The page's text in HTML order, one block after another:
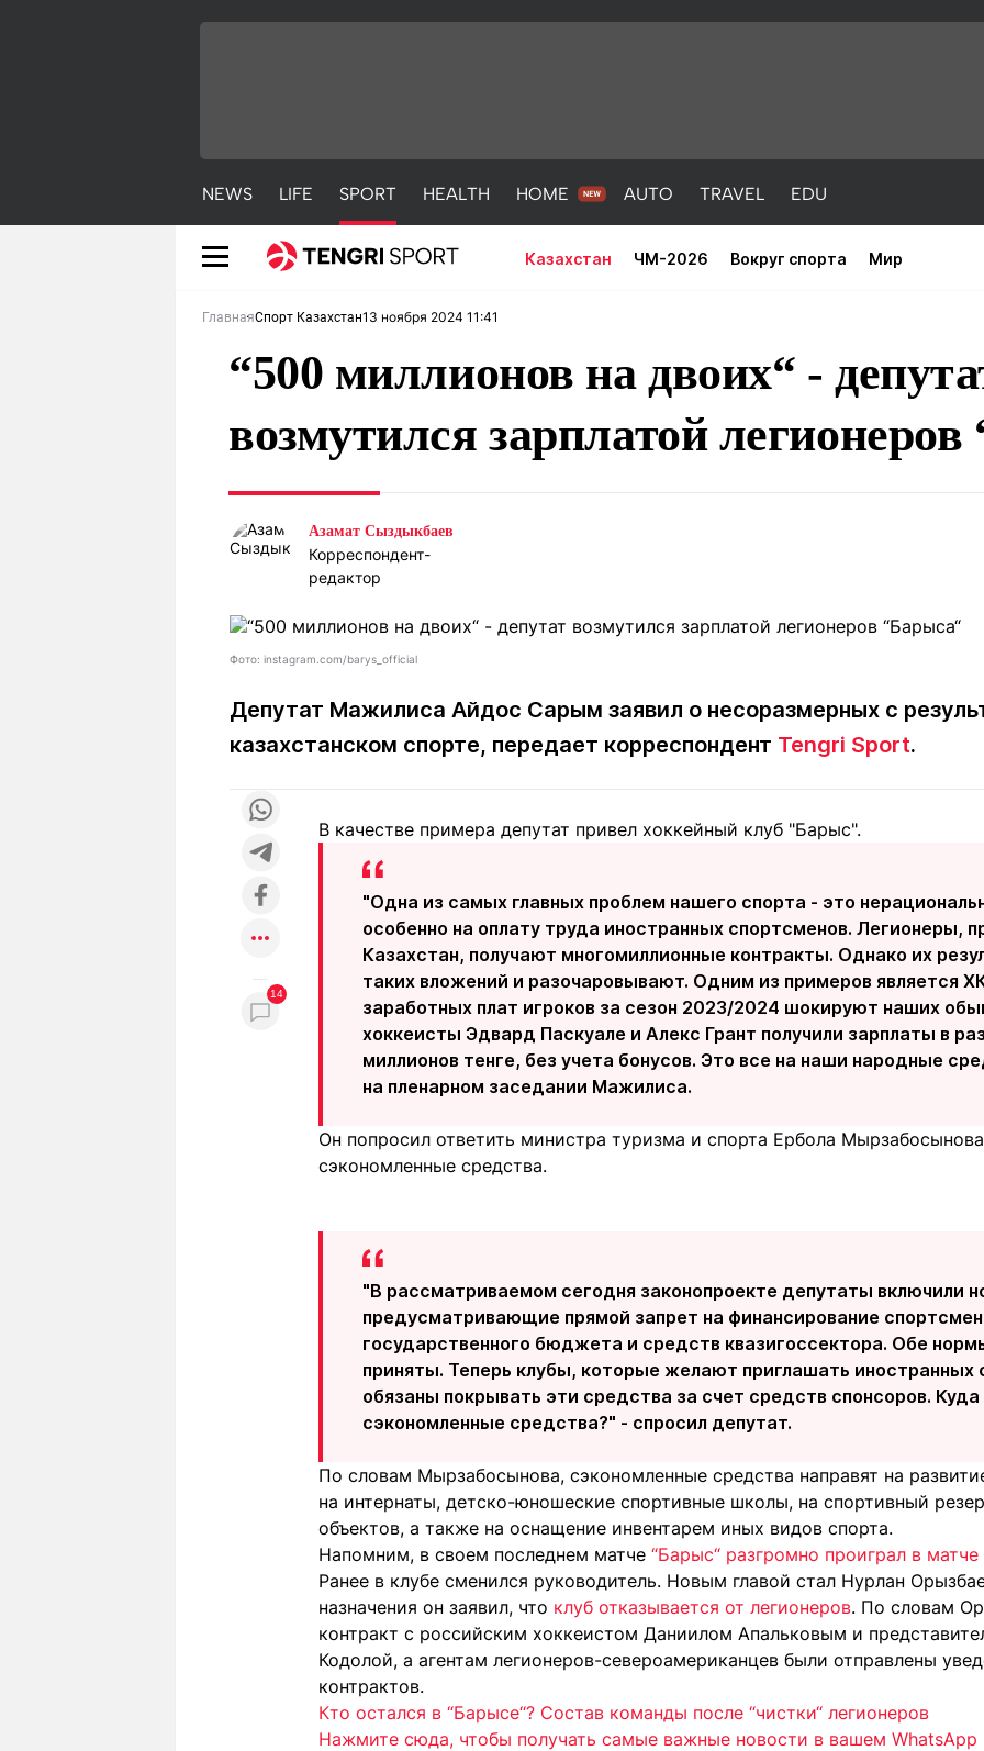
NEWS LIFE SPORT HEALTH HOME AUTO TRAVEL EDU
Казахстан ЧМ-2026 Вокруг спорта Мир
Погода
Любопытно
Рецепты
О проекте Контакты редакции Вакансии Реклама Пресс-центр
Редакция
+7 (777) 001 44 99
Реклама
ГлавнаяСпорт Казахстан13 ноября 2024 11:41
“500 миллионов на двоих“ -
возмутился зарплатой
Азамат Сыздыкбаев
Корреспондент-
редактор
Фото: instagram.com/barys_official
Депутат Мажилиса Айдос Сарым заявил о несоразмерных с
казахстанском спорте, передает корреспондент Tengri Sport.
14
В качестве примера депутат привел хоккейный клуб "Барыс".
"Одна из самых главных проблем нашего спорта - это
особенно на оплату труда иностранных спортсменов. Легионеры,
Казахстан, получают многомиллионные контракты. Однако их
таких вложений и разочаровывают. Одним из примеров является
заработных плат игроков за сезон 2023/2024 шокируют наших
хоккеисты Эдвард Паскуале и Алекс Грант получили зарплаты в
миллионов тенге, без учета бонусов. Это все на наши народные
на пленарном заседании Мажилиса.
Он попросил ответить министра туризма и спорта Ербола
сэкономленные средства.
"В рассматриваемом сегодня законопроекте депутаты включили
предусматривающие прямой запрет на финансирование
государственного бюджета и средств квазигоссектора. Обе
приняты. Теперь клубы, которые желают приглашать иностранных
обязаны покрывать эти средства за счет средств спонсоров.
сэкономленные средства?" - спросил депутат.
По словам Мырзабосынова, сэкономленные средства направят на
на интернаты, детско-юношеские спортивные школы, на спортивный
объектов, а также на оснащение инвентарем иных видов спорта.
Напомним, в своем последнем матче “Барыс“ разгромно проиграл в
Ранее в клубе сменился руководитель. Новым главой стал Нурлан
назначения он заявил, что клуб отказывается от легионеров. По словам
контракт с российским хоккеистом Даниилом Апальковым и
Кодолой, а агентам легионеров-североамериканцев были отправлены
контрактов.
Кто остался в “Барысе“? Состав команды после “чистки“ легионеров
Нажмите сюда, чтобы получать самые важные новости в вашем WhatsApp